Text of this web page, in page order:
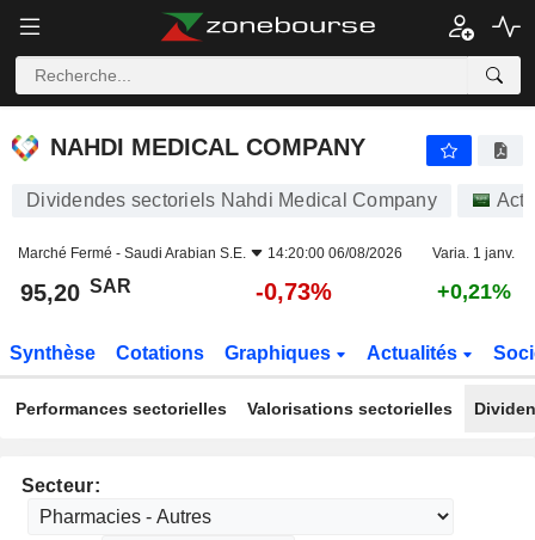
NAHDI MEDICAL COMPANY
NAHDI MEDICAL COMPANY
Dividendes sectoriels Nahdi Medical Company
Marché Fermé - Saudi Arabian S.E. 14:20:00 06/08/2026 Varia. 1 janv.
95,20 SAR -0,73% +0,21%
Synthèse Cotations Graphiques Actualités
Performances sectorielles Valorisations sectorielles
Secteur: